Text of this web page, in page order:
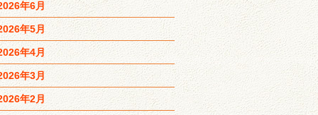
年6月
年5月
年4月
年3月
年2月